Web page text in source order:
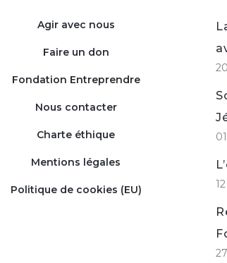
Agir avec nous
Faire un don
Fondation Entreprendre
Nous contacter
Charte éthique
Mentions légales
Politique de cookies (EU)